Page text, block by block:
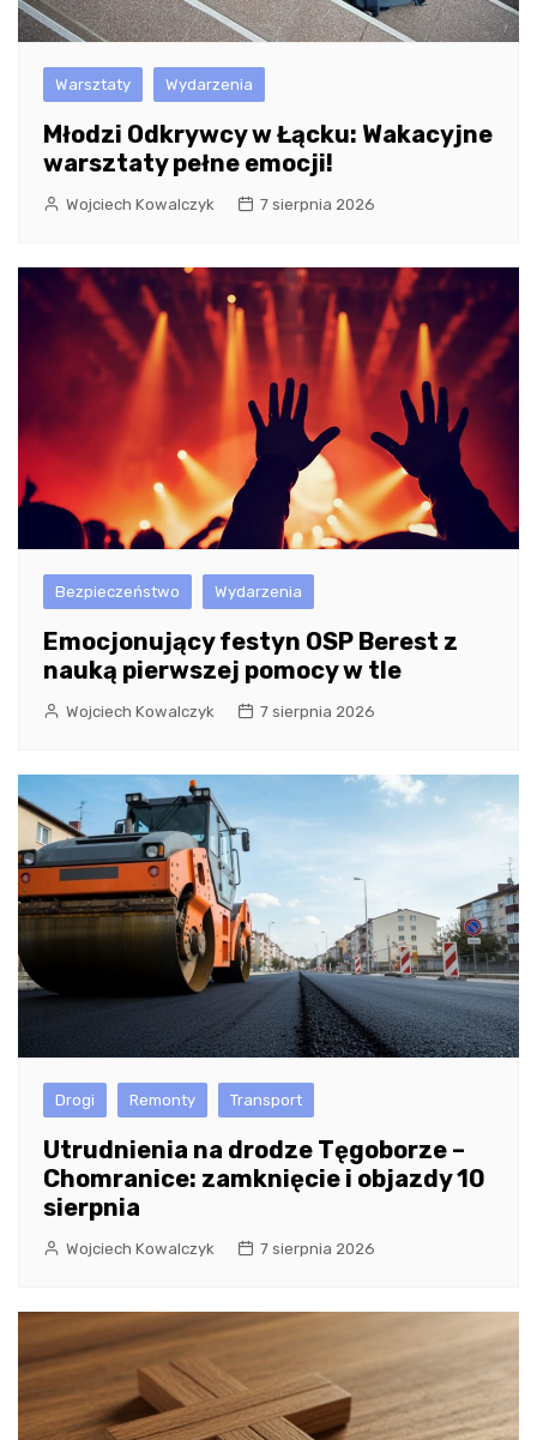
Warsztaty Wydarzenia
Młodzi Odkrywcy w Łącku: Wakacyjne
warsztaty pełne emocji!
Wojciech Kowalczyk 7 sierpnia 2026
Bezpieczeństwo Wydarzenia
Emocjonujący festyn OSP Berest z
nauką pierwszej pomocy w tle
Wojciech Kowalczyk 7 sierpnia 2026
Drogi Remonty Transport
Utrudnienia na drodze Tęgoborze –
Chomranice: zamknięcie i objazdy 10
sierpnia
Wojciech Kowalczyk 7 sierpnia 2026